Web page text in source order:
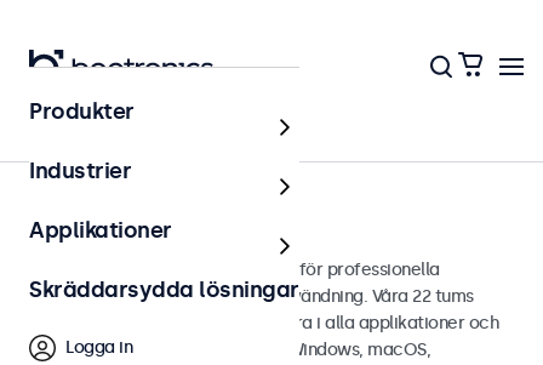
Hem
22 tums touchskärmar
22 tums touchskärmar designade för professionella
applikationer och kontinuerlig användning. Våra 22 tums
touchskärmar är lätta att integrera i alla applikationer och
miljöer samt är kompatibla med Windows, macOS,
Produkter
Industrier
Applikationer
Skräddarsydda lösningar
Logga in